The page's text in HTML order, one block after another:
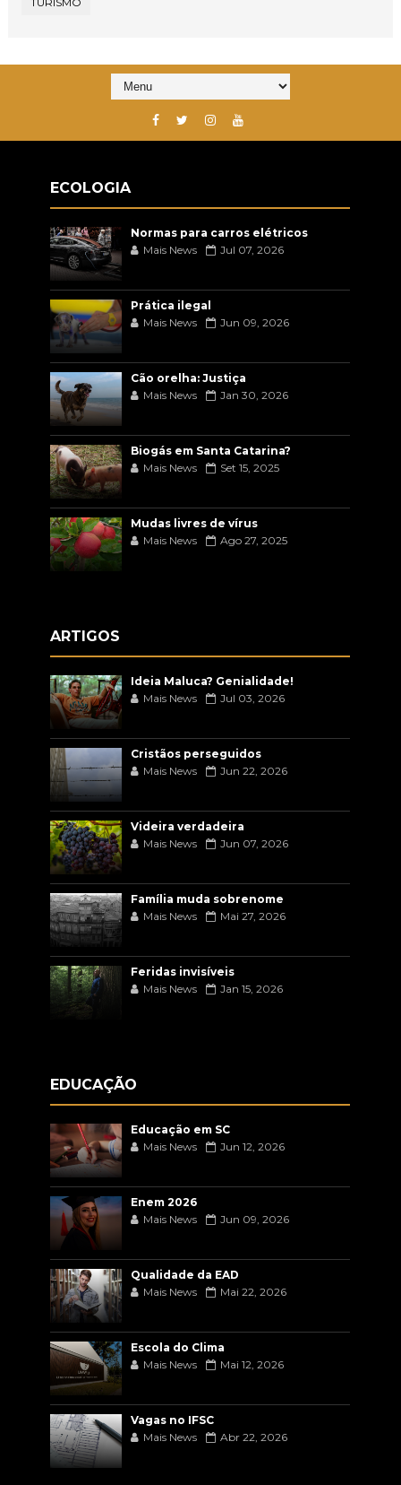
ECOLOGIA
Normas para carros elétricos
Mais News
Jul 07, 2026
Prática ilegal
Mais News
Jun 09, 2026
Cão orelha: Justiça
Mais News
Jan 30, 2026
Biogás em Santa Catarina?
Mais News
Set 15, 2025
Mudas livres de vírus
Mais News
Ago 27, 2025
ARTIGOS
Ideia Maluca? Genialidade!
Mais News
Jul 03, 2026
Cristãos perseguidos
Mais News
Jun 22, 2026
Videira verdadeira
Mais News
Jun 07, 2026
Família muda sobrenome
Mais News
Mai 27, 2026
Feridas invisíveis
Mais News
Jan 15, 2026
EDUCAÇÃO
Educação em SC
Mais News
Jun 12, 2026
Enem 2026
Mais News
Jun 09, 2026
Qualidade da EAD
Mais News
Mai 22, 2026
Escola do Clima
Mais News
Mai 12, 2026
Vagas no IFSC
Mais News
Abr 22, 2026